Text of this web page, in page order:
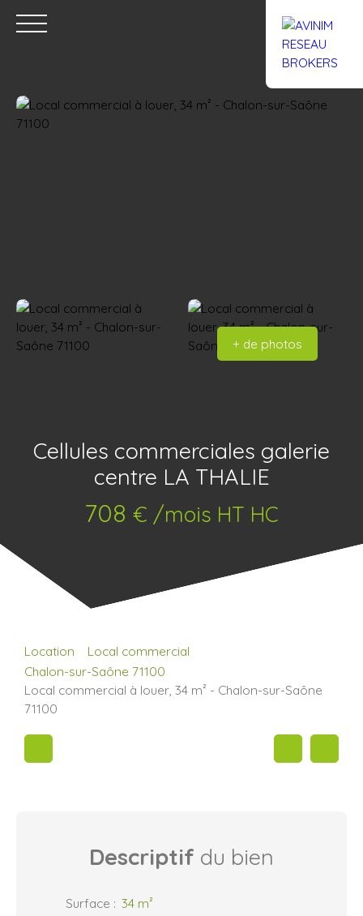
+ de photos
Cellules commerciales galerie
centre LA THALIE
708 € /mois HT HC
Location
Local commercial
Chalon-sur-Saône 71100
Local commercial à louer, 34 m² - Chalon-sur-Saône
71100
Descriptif du bien
Surface : 34 m²